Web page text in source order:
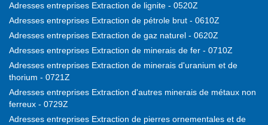
Adresses entreprises Extraction de lignite - 0520Z
Adresses entreprises Extraction de pétrole brut - 0610Z
Adresses entreprises Extraction de gaz naturel - 0620Z
Adresses entreprises Extraction de minerais de fer - 0710Z
Adresses entreprises Extraction de minerais d'uranium et de
thorium - 0721Z
Adresses entreprises Extraction d'autres minerais de métaux non
ferreux - 0729Z
Adresses entreprises Extraction de pierres ornementales et de